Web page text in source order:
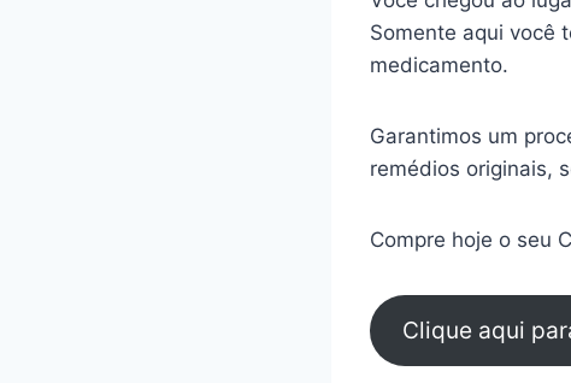
Somente aqui você
medicamento.
Garantimos um
remédios originais,
Compre hoje o seu
Clique aqui